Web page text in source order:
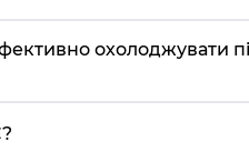
охолоджувати